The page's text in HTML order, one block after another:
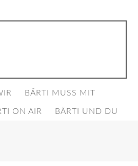
BÄRTI MUSS MIT
ON AIR BÄRTI UND DU